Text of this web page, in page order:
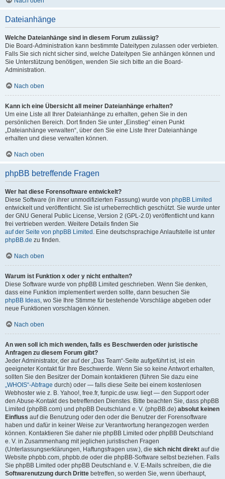
Dateianhänge
Welche Dateianhänge sind in diesem Forum zulässig?
Die Board-Administration kann bestimmte Dateitypen zulassen oder verbieten.
Falls Sie sich nicht sicher sind, welche Dateitypen Sie anhängen können und
Sie Unterstützung benötigen, wenden Sie sich bitte an die Board-
Administration.
Nach oben
Kann ich eine Übersicht all meiner Dateianhänge erhalten?
Um eine Liste all Ihrer Dateianhänge zu erhalten, gehen Sie in den
persönlichen Bereich. Dort finden Sie unter „Einstieg“ einen Punkt
„Dateianhänge verwalten“, über den Sie eine Liste Ihrer Dateianhänge
erhalten und diese verwalten können.
Nach oben
phpBB betreffende Fragen
Wer hat diese Forensoftware entwickelt?
Diese Software (in ihrer unmodifizierten Fassung) wurde von phpBB Limited
entwickelt und veröffentlicht. Sie ist urheberrechtlich geschützt. Sie wurde unter
der GNU General Public License, Version 2 (GPL-2.0) veröffentlicht und kann
frei vertrieben werden. Weitere Details finden Sie
auf der Seite von phpBB Limited . Eine deutschsprachige Anlaufstelle ist unter
phpBB.de zu finden.
Nach oben
Warum ist Funktion x oder y nicht enthalten?
Diese Software wurde von phpBB Limited geschrieben. Wenn Sie denken,
dass eine Funktion implementiert werden sollte, dann besuchen Sie
phpBB Ideas, wo Sie Ihre Stimme für bestehende Vorschläge abgeben oder
neue Funktionen vorschlagen können.
Nach oben
An wen soll ich mich wenden, falls es Beschwerden oder juristische
Anfragen zu diesem Forum gibt?
Jeder Administrator, der auf der „Das Team“-Seite aufgeführt ist, ist ein
geeigneter Kontakt für Ihre Beschwerde. Wenn Sie so keine Antwort erhalten,
sollten Sie den Besitzer der Domain kontaktieren (führen Sie dazu eine
„WHOIS“-Abfrage durch) oder — falls diese Seite bei einem kostenlosen
Webhoster wie z. B. Yahoo!, free.fr, funpic.de usw. liegt — den Support oder
den Abuse-Kontakt des betreffenden Dienstes. Bitte beachten Sie, dass phpBB
Limited (phpBB.com) und phpBB Deutschland e. V. (phpBB.de) absolut keinen
Einfluss auf die Benutzung oder den oder die Benutzer der Forensoftware
haben und dafür in keiner Weise zur Verantwortung herangezogen werden
können. Kontaktieren Sie daher nie phpBB Limited oder phpBB Deutschland
e. V. in Zusammenhang mit jeglichen juristischen Fragen
(Unterlassungserklärungen, Haftungsfragen usw.), die sich nicht direkt auf die
Website phpbb.com, phpbb.de oder die phpBB-Software selbst beziehen. Falls
Sie phpBB Limited oder phpBB Deutschland e. V. E-Mails schreiben, die die
Softwarenutzung durch Dritte betreffen, so werden Sie, wenn überhaupt,